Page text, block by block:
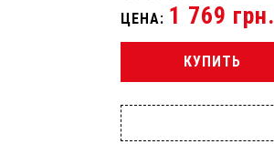
ЦЕНА: 1 769 грн.
КУПИТЬ